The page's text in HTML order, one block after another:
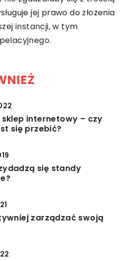
jej prawo do złożenia
instancji, w tym
sklep internetowy – czy
się przebić?
się standy
zarządzać swoją